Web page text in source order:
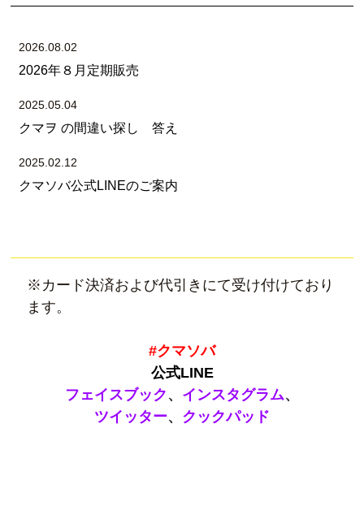
2026.08.02
2026年８月定期販売
2025.05.04
クマヲ の間違い探し 答え
2025.02.12
クマソバ公式LINEのご案内
※カード決済および代引きにて受け付けており
ます。
#クマソバ
公式LINE
フェイスブック 、 インスタグラム、
ツイッター、 クックパッド